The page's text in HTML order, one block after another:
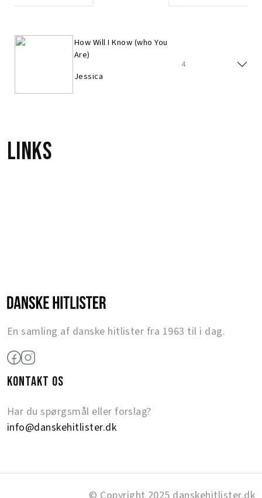
How Will I Know (who You
Are)
Jessica
4
Links
En samling af danske hitlister fra 1963 til i dag.
KONTAKT OS
Har du spørgsmål eller forslag?
info@danskehitlister.dk